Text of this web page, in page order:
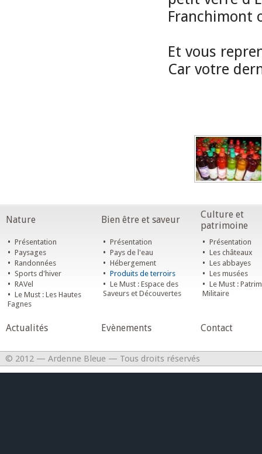
Franchimont
Et vous
Car votre
Nature Bien être et saveur
Culture et
patrimoine
• Présentation
• Paysages
• Randonnées
• Sports d'hiver
• RAVel
• Le Must : Les Hautes
Fagnes
• Présentation
• Pays de l'eau
• Hébergement
• Produits de terroirs
• Le Must : Espace des
Saveurs et Découvertes
• Présentation
• Les châteaux
• Les abbayes
• Les musées
• Le Must :
Militaire
Actualités Evènements Contact
© 2012 — Ardenne Bleue — Tous droits réservés